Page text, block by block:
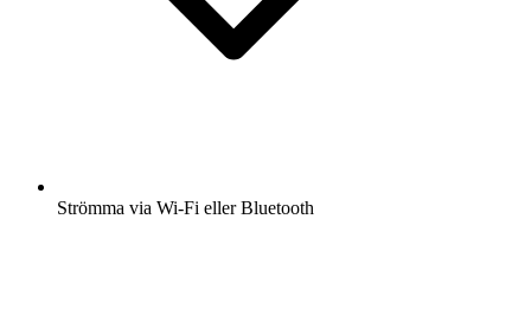
Strömma via Wi-Fi eller Bluetooth